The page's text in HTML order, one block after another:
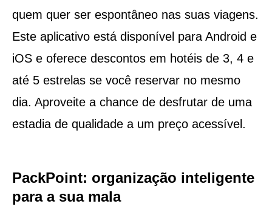
quem quer ser espontâneo nas suas viagens.
Este aplicativo está disponível para Android e
iOS e oferece descontos em hotéis de 3, 4 e
até 5 estrelas se você reservar no mesmo
dia. Aproveite a chance de desfrutar de uma
estadia de qualidade a um preço acessível.
PackPoint: organização inteligente
para a sua mala